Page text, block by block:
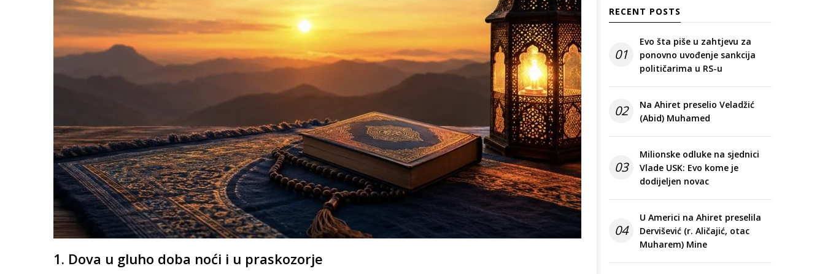
1. Dova u gluho doba noći i u praskozorje
RECENT POSTS
01
Evo šta piše u zahtjevu za
ponovno uvođenje sankcija
političarima u RS-u
02
Na Ahiret preselio Veladžić
(Abid) Muhamed
03
Milionske odluke na sjednici
Vlade USK: Evo kome je
dodijeljen novac
04
U Americi na Ahiret preselila
Dervišević (r. Aličajić, otac
Muharem) Mine